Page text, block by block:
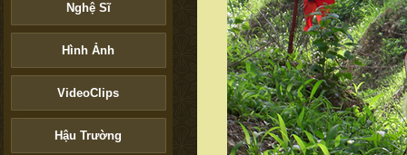
Nghệ Sĩ
Hình Ảnh
VideoClips
Hậu Trường